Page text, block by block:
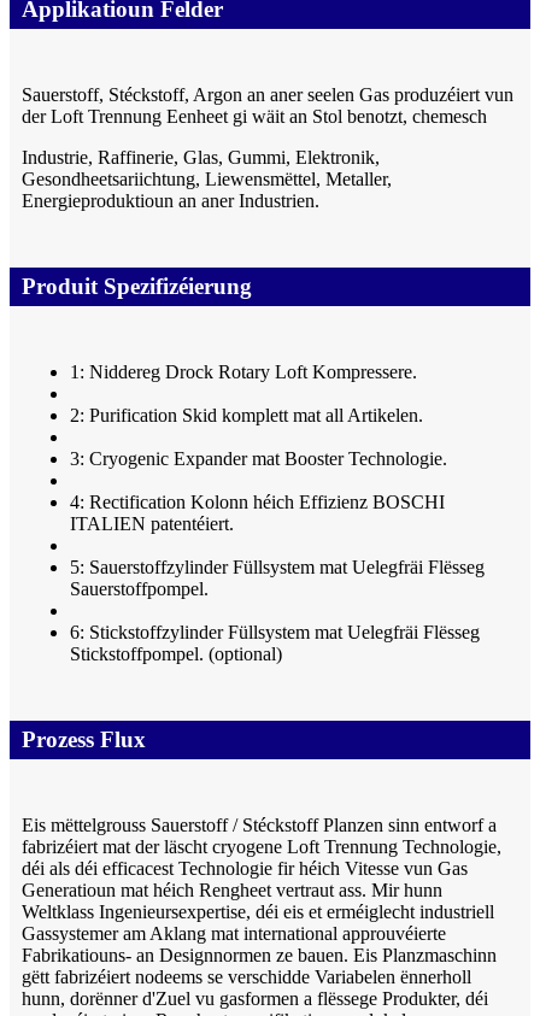
Applikatioun Felder
Sauerstoff, Stéckstoff, Argon an aner seelen Gas produzéiert vun
der Loft Trennung Eenheet gi wäit an Stol benotzt, chemesch
Industrie, Raffinerie, Glas, Gummi, Elektronik,
Gesondheetsariichtung, Liewensmëttel, Metaller,
Energieproduktioun an aner Industrien.
Produit Spezifizéierung
1: Niddereg Drock Rotary Loft Kompressere.
2: Purification Skid komplett mat all Artikelen.
3: Cryogenic Expander mat Booster Technologie.
4: Rectification Kolonn héich Effizienz BOSCHI
ITALIEN patentéiert.
5: Sauerstoffzylinder Füllsystem mat Uelegfräi Flësseg
Sauerstoffpompel.
6: Stickstoffzylinder Füllsystem mat Uelegfräi Flësseg
Stickstoffpompel. (optional)
Prozess Flux
Eis mëttelgrouss Sauerstoff / Stéckstoff Planzen sinn entworf a
fabrizéiert mat der läscht cryogene Loft Trennung Technologie,
déi als déi efficacest Technologie fir héich Vitesse vun Gas
Generatioun mat héich Rengheet vertraut ass. Mir hunn
Weltklass Ingenieursexpertise, déi eis et erméiglecht industriell
Gassystemer am Aklang mat international approuvéierte
Fabrikatiouns- an Designnormen ze bauen. Eis Planzmaschinn
gëtt fabrizéiert nodeems se verschidde Variabelen ënnerholl
hunn, dorënner d'Zuel vu gasformen a flëssege Produkter, déi